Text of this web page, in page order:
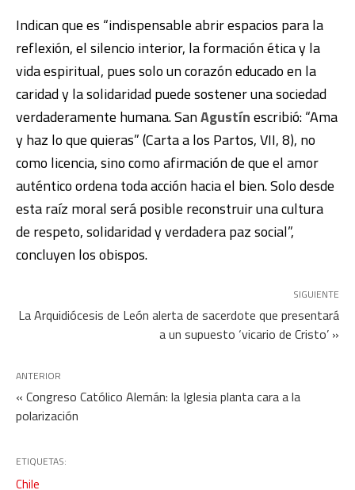
Indican que es “indispensable abrir espacios para la
reflexión, el silencio interior, la formación ética y la
vida espiritual, pues solo un corazón educado en la
caridad y la solidaridad puede sostener una sociedad
verdaderamente humana. SanAgustínescribió: “Ama
y haz lo que quieras” (Carta a los Partos, VII, 8), no
como licencia, sino como afirmación de que el amor
auténtico ordena toda acción hacia el bien. Solo desde
esta raíz moral será posible reconstruir una cultura
de respeto, solidaridad y verdadera paz social”,
concluyen los obispos.
SIGUIENTE
La Arquidiócesis de León alerta de sacerdote que presentará
a un supuesto ‘vicario de Cristo’ »
ANTERIOR
« Congreso Católico Alemán: la Iglesia planta cara a la
polarización
ETIQUETAS:
Chile